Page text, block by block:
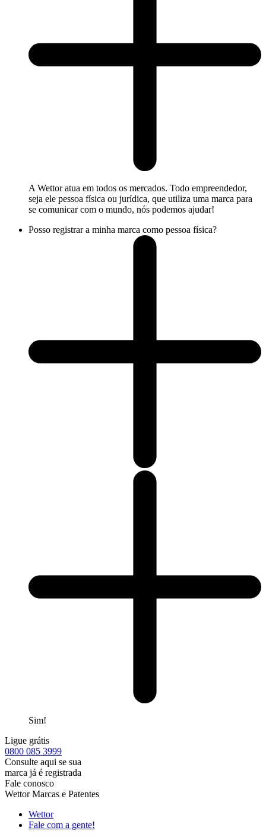
A Wettor atua em todos os mercados. Todo empreendedor,
seja ele pessoa física ou jurídica, que utiliza uma marca para
se comunicar com o mundo, nós podemos ajudar!
Posso registrar a minha marca como pessoa física?
Sim!
Ligue grátis
0800 085 3999
Consulte aqui se sua
marca já é registrada
Fale conosco
Wettor Marcas e Patentes
Wettor
Fale com a gente!